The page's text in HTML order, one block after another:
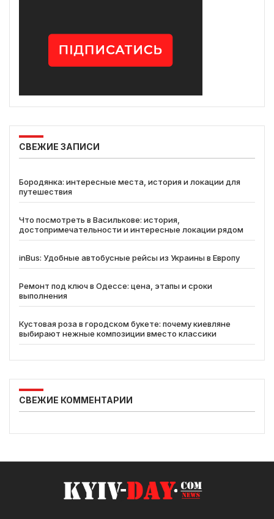
СВЕЖИЕ ЗАПИСИ
Бородянка: интересные места, история и локации для
путешествия
Что посмотреть в Василькове: история,
достопримечательности и интересные локации рядом
inBus: Удобные автобусные рейсы из Украины в Европу
Ремонт под ключ в Одессе: цена, этапы и сроки
выполнения
Кустовая роза в городском букете: почему киевляне
выбирают нежные композиции вместо классики
СВЕЖИЕ КОММЕНТАРИИ